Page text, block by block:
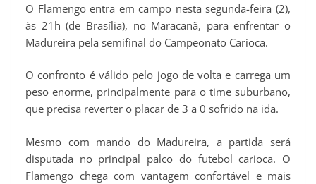
h
a
s
A
p
e
l
g
r
m
a
c
b
o
k
m
a
l
i
n
e
r
s
o
p
L
k
h
a
e
O Flamengo entra em campo nesta segunda-feira (2),
às 21h (de Brasília), no Maracanã, para enfrentar o
Madureira pela semifinal do Campeonato Carioca.
O confronto é válido pelo jogo de volta e carrega um
peso enorme, principalmente para o time suburbano,
que precisa reverter o placar de 3 a 0 sofrido na ida.
Mesmo com mando do Madureira, a partida será
disputada no principal palco do futebol carioca. O
Flamengo chega com vantagem confortável e mais